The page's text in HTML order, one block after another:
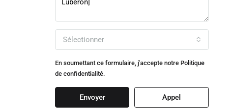
Sélectionner
En soumettant ce formulaire, j'accepte notre Politique
de confidentialité.
Envoyer Appel